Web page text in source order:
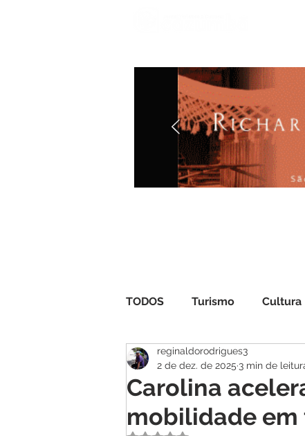
TODOS Turismo Cultura
Atualidade Geral
Carolina
mobilidade
reginaldorodrigues3
2 de dez. de 2025 3 min de